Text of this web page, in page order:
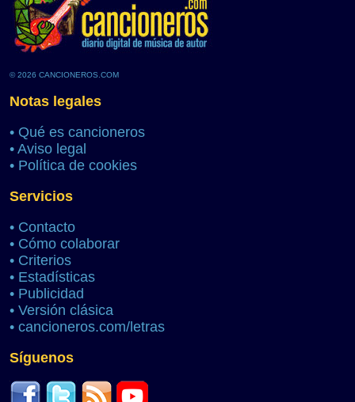
© 2026 CANCIONEROS.COM
Notas legales
• Qué es cancioneros
• Aviso legal
• Política de cookies
Servicios
• Contacto
• Cómo colaborar
• Criterios
• Estadísticas
• Publicidad
• Versión clásica
• cancioneros.com/letras
Síguenos